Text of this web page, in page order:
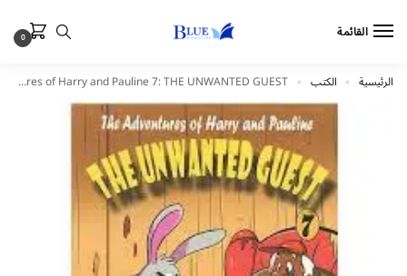
القائمة 0
الرئيسية » الكتب »
The Adventures of Harry and Pauline 7: THE UNWANTED GUEST